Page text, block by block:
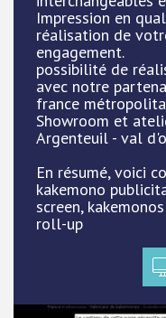
Impression en
réalisation de
engagement.
possibilité de
avec notre
france
Showroom et
Argenteuil - val
En résumé, voici
kakemono
screen,
roll-up